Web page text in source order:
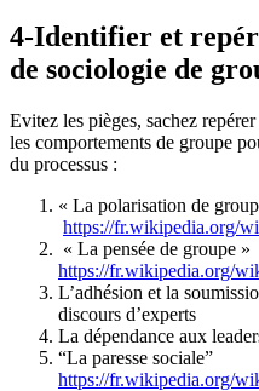
4-Identifier et
de sociologie de
Evitez les pièges, sachez
les comportements de groupe
du processus :
« La polarisation de
https://fr.wikipedia.org/
« La pensée de groupe »
https://fr.wikipedia.org/
L’adhésion et la
discours d’experts
La dépendance aux
“La paresse sociale”
https://fr.wikipedia.org/